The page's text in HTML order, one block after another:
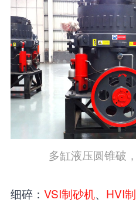
多缸液压圆锥破
细碎： VSI制砂机、 HVI